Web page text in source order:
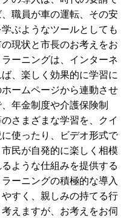
職員が車の運転、その安
ぶようなツールとしても
現状と市長のお考えをお
ーニングは、インターネ
、楽しく効果的に学習に
ームページから連動させ
年金制度や介護保険制
さまざまな学習を、クイ
使ったり、ビデオ形式で
民が自発的に楽しく相模
ような仕組みを提供する
ーニングの積極的な導入
すく、親しみの持てる行
えますが、お考えをお伺